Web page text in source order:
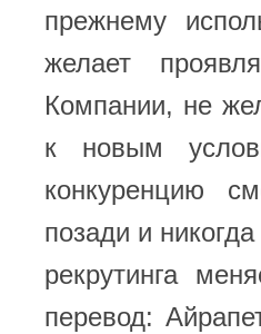
прежнему
желает
Компании, не
к новым
конкуренцию
позади и
рекрутинга
перевод: